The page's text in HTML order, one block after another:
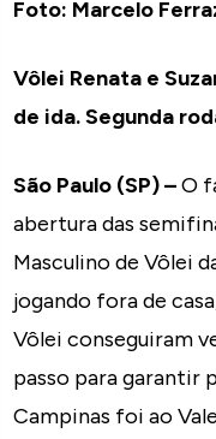
Foto: Marcelo
Vôlei Renata e
de ida. Segunda
São Paulo (SP) –O
abertura das
Masculino de Vôlei
jogando fora de
Vôlei conseguiram
passo para garantir
Campinas foi ao